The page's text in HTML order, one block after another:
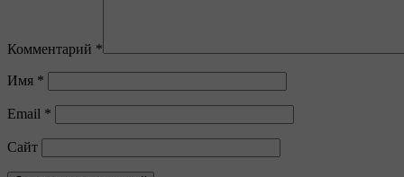
Комментарий *
Имя *
Email *
Сайт